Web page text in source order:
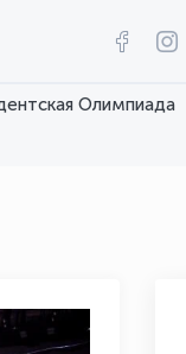
Олимпиада